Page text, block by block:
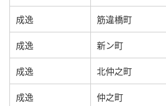
成逸 筋違橋町
成逸 新ン町
成逸 北仲之町
成逸 仲之町